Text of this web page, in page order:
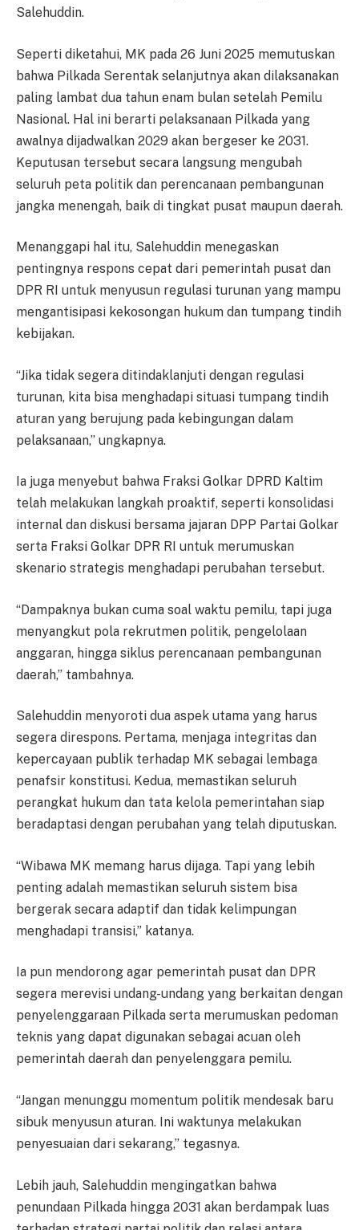
Salehuddin.
Seperti diketahui, MK pada 26 Juni 2025 memutuskan
bahwa Pilkada Serentak selanjutnya akan dilaksanakan
paling lambat dua tahun enam bulan setelah Pemilu
Nasional. Hal ini berarti pelaksanaan Pilkada yang
awalnya dijadwalkan 2029 akan bergeser ke 2031.
Keputusan tersebut secara langsung mengubah
seluruh peta politik dan perencanaan pembangunan
jangka menengah, baik di tingkat pusat maupun daerah.
Menanggapi hal itu, Salehuddin menegaskan
pentingnya respons cepat dari pemerintah pusat dan
DPR RI untuk menyusun regulasi turunan yang mampu
mengantisipasi kekosongan hukum dan tumpang tindih
kebijakan.
“Jika tidak segera ditindaklanjuti dengan regulasi
turunan, kita bisa menghadapi situasi tumpang tindih
aturan yang berujung pada kebingungan dalam
pelaksanaan,” ungkapnya.
Ia juga menyebut bahwa Fraksi Golkar DPRD Kaltim
telah melakukan langkah proaktif, seperti konsolidasi
internal dan diskusi bersama jajaran DPP Partai Golkar
serta Fraksi Golkar DPR RI untuk merumuskan
skenario strategis menghadapi perubahan tersebut.
“Dampaknya bukan cuma soal waktu pemilu, tapi juga
menyangkut pola rekrutmen politik, pengelolaan
anggaran, hingga siklus perencanaan pembangunan
daerah,” tambahnya.
Salehuddin menyoroti dua aspek utama yang harus
segera direspons. Pertama, menjaga integritas dan
kepercayaan publik terhadap MK sebagai lembaga
penafsir konstitusi. Kedua, memastikan seluruh
perangkat hukum dan tata kelola pemerintahan siap
beradaptasi dengan perubahan yang telah diputuskan.
“Wibawa MK memang harus dijaga. Tapi yang lebih
penting adalah memastikan seluruh sistem bisa
bergerak secara adaptif dan tidak kelimpungan
menghadapi transisi,” katanya.
Ia pun mendorong agar pemerintah pusat dan DPR
segera merevisi undang-undang yang berkaitan dengan
penyelenggaraan Pilkada serta merumuskan pedoman
teknis yang dapat digunakan sebagai acuan oleh
pemerintah daerah dan penyelenggara pemilu.
“Jangan menunggu momentum politik mendesak baru
sibuk menyusun aturan. Ini waktunya melakukan
penyesuaian dari sekarang,” tegasnya.
Lebih jauh, Salehuddin mengingatkan bahwa
penundaan Pilkada hingga 2031 akan berdampak luas